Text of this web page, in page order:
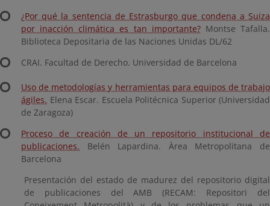
¿Por qué la sentencia de Estrasburgo que condena a Suiza
por inacción climática es tan importante?Montse Tafalla.
Biblioteca Depositaria de las Naciones Unidas DL/62
CRAI. Facultad de Derecho. Universidad de Barcelona
Uso de metodologías y herramientas para equipos de trabajo
ágiles. Elena Escar. Escuela Politécnica Superior (Universidad
de Zaragoza)
Proceso de creación de un repositorio institucional de
publicaciones. Belén Lapardina. Àrea Metropolitana de
Barcelona
Presentación del estado de madurez del repositorio digital
de publicaciones del AMB (RECAM: Repositori del